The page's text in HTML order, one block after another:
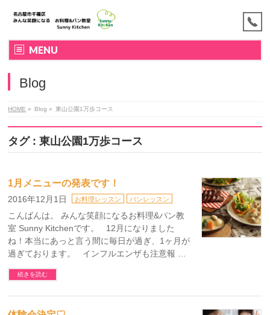
MENU
Blog
HOME » Blog » 東山公園1万歩コース
タグ : 東山公園1万歩コース
1月メニューの発表です！
2016年12月1日 お料理レッスン パンレッスン
こんばんは。 みんな笑顔になるお料理&パン教
室 Sunny Kitchenです。 12月になりました
ね！本当にあっと言う間に毎日が過ぎ、1ヶ月が
過ぎております。 インフルエンザも注意報 …
続きを読む